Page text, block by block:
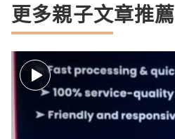
更多親子文章推薦